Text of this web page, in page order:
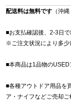
配送料は無料です （沖
■お支払確認後、2-3日で
※ご注文状況により多少
■本商品は1品物のUSED
■各種アウトドア用品を
ア・ナイフなどご売却